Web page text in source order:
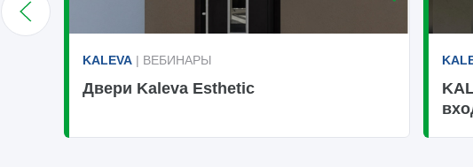
KALEVA | ВЕБИНАРЫ
Двери Kaleva Esthetic